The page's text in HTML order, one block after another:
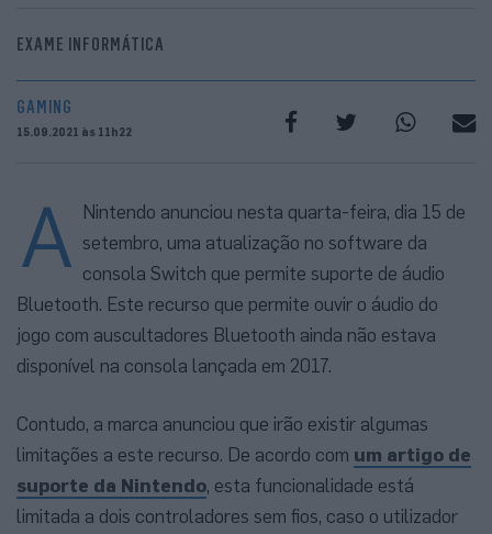
EXAME INFORMÁTICA
GAMING
15.09.2021 às 11h22
A Nintendo anunciou nesta quarta-feira, dia 15 de
setembro, uma atualização no software da
consola Switch que permite suporte de áudio
Bluetooth. Este recurso que permite ouvir o áudio do
jogo com auscultadores Bluetooth ainda não estava
disponível na consola lançada em 2017.
Contudo, a marca anunciou que irão existir algumas
limitações a este recurso. De acordo com um artigo de
suporte da Nintendo, esta funcionalidade está
limitada a dois controladores sem fios, caso o utilizador